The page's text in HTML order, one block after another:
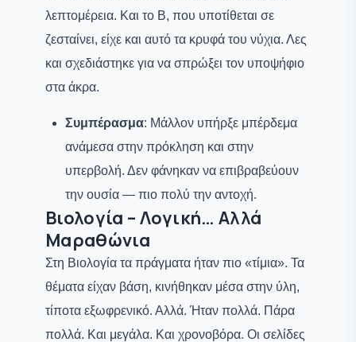
λεπτομέρεια. Και το Β, που υποτίθεται σε
ζεσταίνει, είχε και αυτό τα κρυφά του νύχια. Λες
και σχεδιάστηκε για να σπρώξει τον υποψήφιο
στα άκρα.
Συμπέρασμα: Μάλλον υπήρξε μπέρδεμα
ανάμεσα στην πρόκληση και στην
υπερβολή. Δεν φάνηκαν να επιβραβεύουν
την ουσία — πιο πολύ την αντοχή.
Βιολογία – Λογική… Αλλά
Μαραθώνια
Στη Βιολογία τα πράγματα ήταν πιο «τίμια». Τα
θέματα είχαν βάση, κινήθηκαν μέσα στην ύλη,
τίποτα εξωφρενικό. Αλλά. Ήταν πολλά. Πάρα
πολλά. Και μεγάλα. Και χρονοβόρα. Οι σελίδες